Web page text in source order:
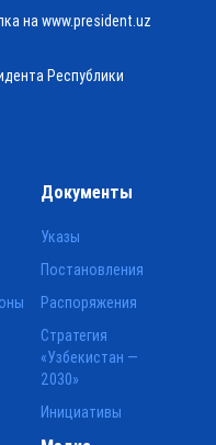
на www.president.uz
Республики
Документы
Указы
Постановления
Распоряжения
Стратегия
«Узбекистан —
2030»
Инициативы